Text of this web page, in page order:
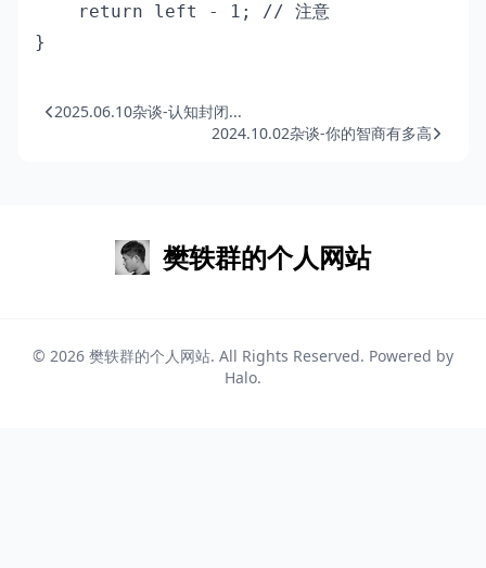
    return left - 1; // 注意
}
2025.06.10杂谈-认知封闭...
2024.10.02杂谈-你的智商有多高
樊轶群的个人网站
© 2026 樊轶群的个人网站. All Rights Reserved. Powered by
Halo.